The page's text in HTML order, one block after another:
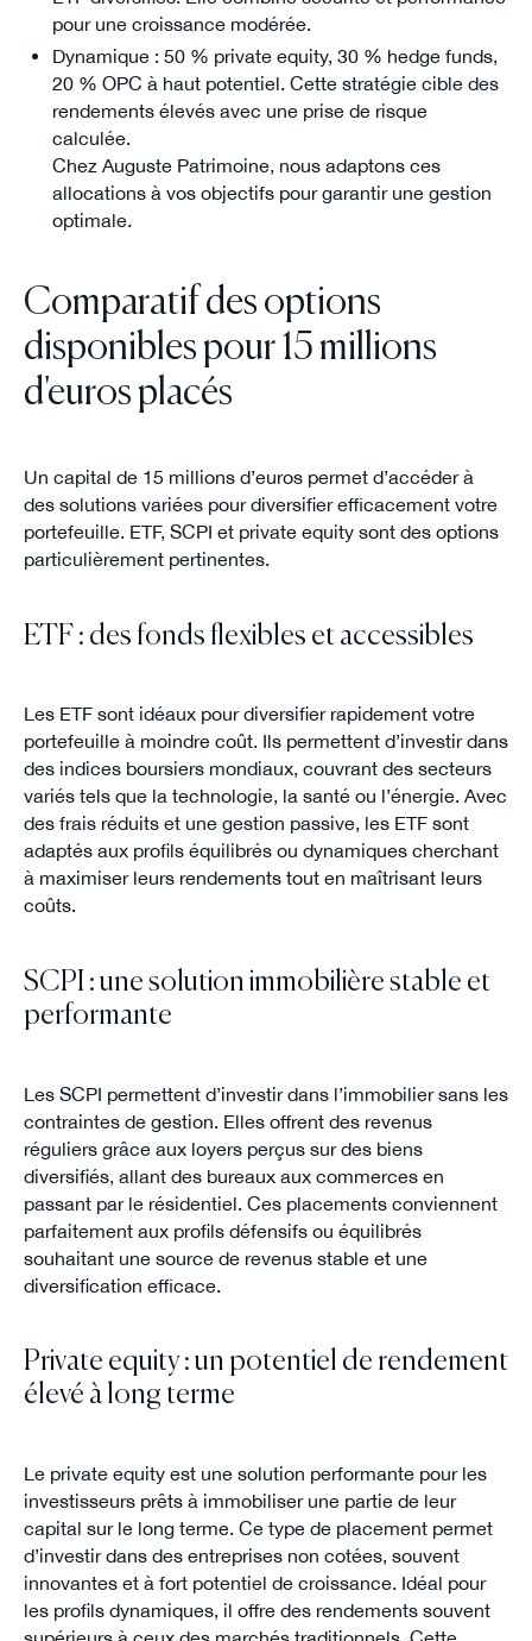
pour une croissance modérée.
Dynamique : 50 % private equity, 30 % hedge funds,
20 % OPC à haut potentiel. Cette stratégie cible des
rendements élevés avec une prise de risque
calculée.
Chez Auguste Patrimoine, nous adaptons ces
allocations à vos objectifs pour garantir une gestion
optimale.
Comparatif des options
disponibles pour 15 millions
d'euros placés
Un capital de 15 millions d’euros permet d’accéder à
des solutions variées pour diversifier efficacement votre
portefeuille. ETF, SCPI et private equity sont des options
particulièrement pertinentes.
ETF : des fonds flexibles et accessibles
Les ETF sont idéaux pour diversifier rapidement votre
portefeuille à moindre coût. Ils permettent d’investir dans
des indices boursiers mondiaux, couvrant des secteurs
variés tels que la technologie, la santé ou l’énergie. Avec
des frais réduits et une gestion passive, les ETF sont
adaptés aux profils équilibrés ou dynamiques cherchant
à maximiser leurs rendements tout en maîtrisant leurs
coûts.
SCPI : une solution immobilière stable et
performante
Les SCPI permettent d’investir dans l’immobilier sans les
contraintes de gestion. Elles offrent des revenus
réguliers grâce aux loyers perçus sur des biens
diversifiés, allant des bureaux aux commerces en
passant par le résidentiel. Ces placements conviennent
parfaitement aux profils défensifs ou équilibrés
souhaitant une source de revenus stable et une
diversification efficace.
Private equity : un potentiel de rendement
élevé à long terme
Le private equity est une solution performante pour les
investisseurs prêts à immobiliser une partie de leur
capital sur le long terme. Ce type de placement permet
d’investir dans des entreprises non cotées, souvent
innovantes et à fort potentiel de croissance. Idéal pour
les profils dynamiques, il offre des rendements souvent